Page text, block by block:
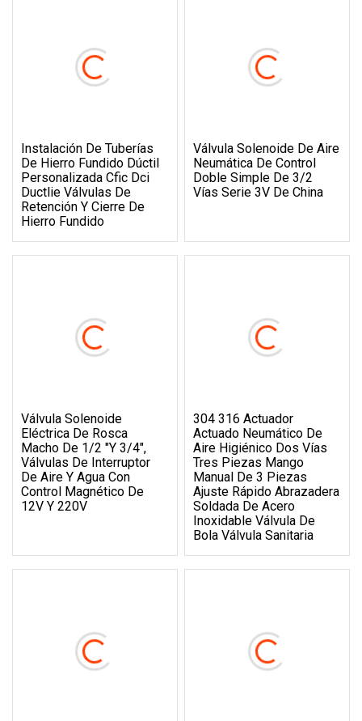
Instalación De Tuberías
De Hierro Fundido Dúctil
Personalizada Cfic Dci
Ductlie Válvulas De
Retención Y Cierre De
Hierro Fundido
Válvula Solenoide De Aire
Neumática De Control
Doble Simple De 3/2
Vías Serie 3V De China
Válvula Solenoide
Eléctrica De Rosca
Macho De 1/2 "y 3/4",
Válvulas De Interruptor
De Aire Y Agua Con
Control Magnético De
12V Y 220V
304 316 Actuador
Actuado Neumático De
Aire Higiénico Dos Vías
Tres Piezas Mango
Manual De 3 Piezas
Ajuste Rápido Abrazadera
Soldada De Acero
Inoxidable Válvula De
Bola Válvula Sanitaria